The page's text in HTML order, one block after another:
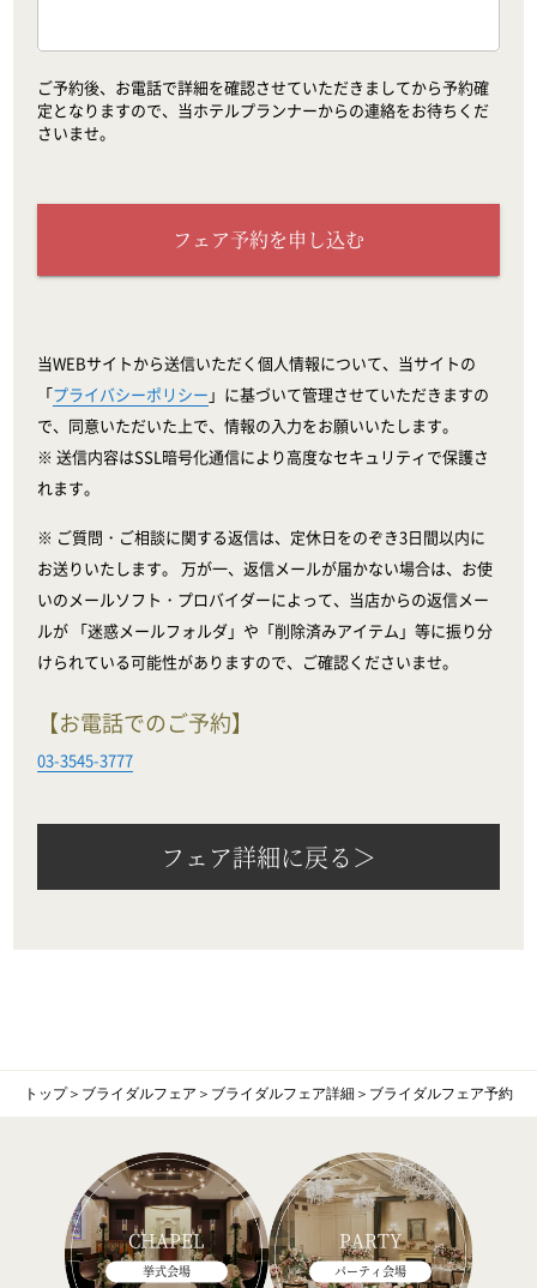
ご予約後、お電話で詳細を確認させていただきましてから予約確
定となりますので、当ホテルプランナーからの連絡をお待ちくだ
さいませ。
フェア予約を申し込む
当WEBサイトから送信いただく個人情報について、当サイトの
「プライバシーポリシー 」に基づいて管理させていただきますの
で、同意いただいた上で、情報の入力をお願いいたします。
※ 送信内容はSSL暗号化通信により高度なセキュリティで保護さ
れます。
※ ご質問・ご相談に関する返信は、定休日をのぞき3日間以内に
お送りいたします。 万が一、返信メールが届かない場合は、お使
いのメールソフト・プロバイダーによって、当店からの返信メー
ルが 「迷惑メールフォルダ」や「削除済みアイテム」等に振り分
けられている可能性がありますので、ご確認くださいませ。
【お電話でのご予約】
03-3545-3777
フェア詳細に戻る＞
トップ＞ ブライダルフェア ＞ ブライダルフェア詳細 ＞ ブライダルフェア予約
CHAPEL
挙式会場
PARTY
パーティ会場